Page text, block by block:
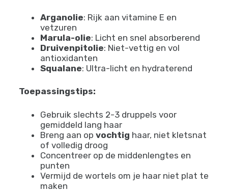
Arganolie: Rijk aan vitamine E en
vetzuren
Marula-olie: Licht en snel absorberend
Druivenpitolie: Niet-vettig en vol
antioxidanten
Squalane: Ultra-licht en hydraterend
Toepassingstips:
Gebruik slechts 2-3 druppels voor
gemiddeld lang haar
Breng aan opvochtig haar, niet kletsnat
of volledig droog
Concentreer op de middenlengtes en
punten
Vermijd de wortels om je haar niet plat te
maken